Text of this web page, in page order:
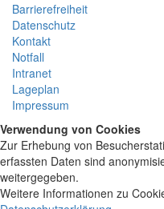
Barrierefreiheit
Datenschutz
Kontakt
Notfall
Intranet
Lageplan
Impressum
Verwendung von Cookies
Zur Erhebung von
erfassten Daten sind
weitergegeben.
Weitere Informationen zu